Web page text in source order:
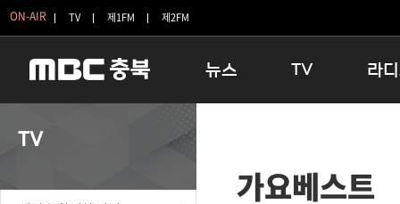
ON-AIR TV 제1FM 제2FM
뉴스 TV
인생내컷
테마기행 길
라
16:00 완
우리 고
TV
가요베스트